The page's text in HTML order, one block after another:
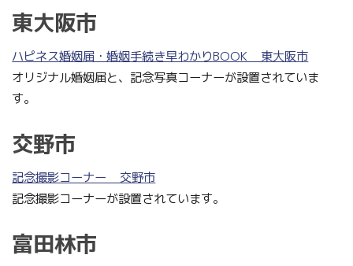
東大阪市
ハピネス婚姻届・婚姻手続き早わかりBOOK _ 東大阪市
オリジナル婚姻届と、記念写真コーナーが設置されていま
す。
交野市
記念撮影コーナー _ 交野市
記念撮影コーナーが設置されています。
富田林市